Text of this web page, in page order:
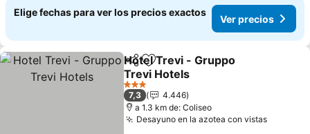
Elige fechas para ver los precios exactos
Ver precios
CompartirAgregar a favoritos
Hotel Trevi - Gruppo
Trevi Hotels
Ver precios
3 Estrellas
7,3
4.446
a 1.3 km de: Coliseo
Desayuno en la azotea con vistasVer